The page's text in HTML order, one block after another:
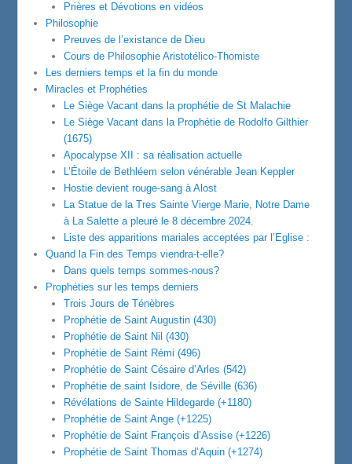
Prières et Dévotions en vidéos
Philosophie
Preuves de l’existance de Dieu
Cours de Philosophie Aristotélico-Thomiste
Les derniers temps et la fin du monde
Miracles et Prophéties
Le Siège Vacant dans la prophétie de St Malachie
Le Siège Vacant dans la Prophétie de Rodolfo Gilthier
(1675)
Apocalypse XII : sa réalisation actuelle
L’Étoile de Bethléem selon vénérable Jean Keppler
Hostie devient rouge-sang à Alost
La Statue de la Tres Sainte Vierge Marie, Notre Dame
à La Salette a pleuré le 8 décembre 2024.
Liste des apparitions mariales acceptées par l’Eglise :
Quand la Fin des Temps viendra-t-elle?
Dans quels temps sommes-nous?
Prophéties sur les temps derniers
Trois Jours de Ténèbres
Prophétie de Saint Augustin (430)
Prophétie de Saint Nil (430)
Prophétie de Saint Rémi (496)
Prophétie de Saint Césaire d’Arles (542)
Prophétie de saint Isidore, de Séville (636)
Révélations de Sainte Hildegarde (+1180)
Prophétie de Saint Ange (+1225)
Prophétie de Saint François d’Assise (+1226)
Prophétie de Saint Thomas d’Aquin (+1274)